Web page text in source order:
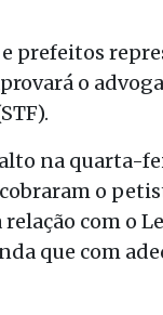
prefeitos
o
na quarta-
o
com o
que com